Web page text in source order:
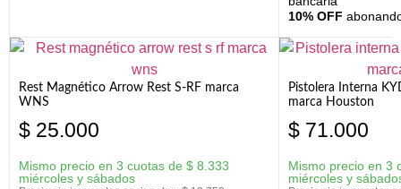
10% OFF
Rest Magnético Arrow Rest S-RF marca
WNS
$ 25.000
Mismo precio en 3 cuotas de $ 8.333
miércoles y sábados
Pistolera Interna
marca Houston
$ 71.000
Mismo precio en 3
miércoles y